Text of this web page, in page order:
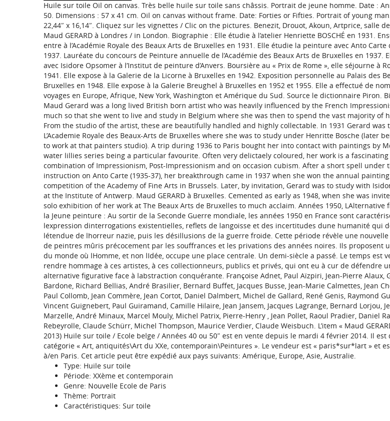
Huile sur toile Oil on canvas. Très belle huile sur toile sans châssis. Portrait de jeune homme. Date :
50. Dimensions : 57 x 41 cm. Oil on canvas without frame. Date: Forties or Fifties. Portrait of young
22,44″ x 16,14″. Cliquez sur les vignettes / Clic on the pictures. Benezit, Drouot, Akoun, Artprice, salle
Maud GERARD à Londres / in London. Biographie : Elle étudie à l’atelier Henriette BOSCHÉ en 1931.
entre à l’Académie Royale des Beaux Arts de Bruxelles en 1931. Elle étudie la peinture avec Anto Carte
1937. Lauréate du concours de Peinture annuelle de l’Académie des Beaux Arts de Bruxelles en 1937.
avec Isidore Opsomer à l’Institut de peinture d’Anvers. Boursière au « Prix de Rome », elle séjourne à
1941. Elle expose à la Galerie de la Licorne à Bruxelles en 1942. Exposition personnelle au Palais des
Bruxelles en 1948. Elle expose à la Galerie Breughel à Bruxelles en 1952 et 1955. Elle a effectué de
voyages en Europe, Afrique, New York, Washington et Amérique du Sud. Source le dictionnaire Piron.
Maud Gerard was a long lived British born artist who was heavily influenced by the French
much so that she went to live and study in Belgium where she was then to spend the vast majority of
From the studio of the artist, these are beautifully handled and highly collectable. In 1931 Gerard was
L’Academie Royale des Beaux-Arts de Bruxelles where she was to study under Henritte Bosche (later
to work at that painters studio). A trip during 1936 to Paris bought her into contact with paintings by
water lillies series being a particular favourite. Often very delictaely coloured, her work is a fascinating
combination of Impressionism, Post-Impressionism and on occasion cubism. After a short spell under
instruction on Anto Carte (1935-37), her breakthrough came in 1937 when she won the annual painting
competition of the Academy of Fine Arts in Brussels. Later, by invitation, Gerard was to study with
at the Institute of Antwerp. Maud GERARD à Bruxelles. Cemented as early as 1948, when she was
solo exhibition of her work at The Beaux Arts de Bruxelles to much acclaim. Années 1950, LAlternative
la Jeune peinture : Au sortir de la Seconde Guerre mondiale, les années 1950 en France sont
lexpression dinterrogations existentielles, reflets de langoisse et des incertitudes dune humanité qui
létendue de lhorreur nazie, puis les désillusions de la guerre froide. Cette période révèle une
de peintres mûris précocement par les souffrances et les privations des années noires. Ils proposent
du monde où lHomme, et non lIdée, occupe une place centrale. Un demi-siècle a passé. Le temps est
rendre hommage à ces artistes, à ces collectionneurs, publics et privés, qui ont eu à cur de défendre
alternative figurative face à labstraction conquérante. Françoise Adnet, Paul Aïzpiri, Jean-Pierre Alaux,
Bardone, Richard Bellias, André Brasilier, Bernard Buffet, Jacques Busse, Jean-Marie Calmettes, Jean
Paul Collomb, Jean Commère, Jean Cortot, Daniel Dalmbert, Michel de Gallard, René Genis, Raymond
Vincent Guignebert, Paul Guiramand, Camille Hilaire, Jean Jansem, Jacques Lagrange, Bernard Lorjou,
Marzelle, André Minaux, Marcel Mouly, Michel Patrix, Pierre-Henry , Jean Pollet, Raoul Pradier, Daniel
Rebeyrolle, Claude Schürr, Michel Thompson, Maurice Verdier, Claude Weisbuch. L’item « Maud
2013) Huile sur toile / Ecole belge / Années 40 ou 50″ est en vente depuis le mardi 4 février 2014. Il est
catégorie « Art, antiquités\Art du XXe, contemporain\Peintures ». Le vendeur est « paris*sur*lart » et
à/en Paris. Cet article peut être expédié aux pays suivants: Amérique, Europe, Asie, Australie.
Type: Huile sur toile
Période: XXème et contemporain
Genre: Nouvelle Ecole de Paris
Thème: Portrait
Caractéristiques: Sur toile